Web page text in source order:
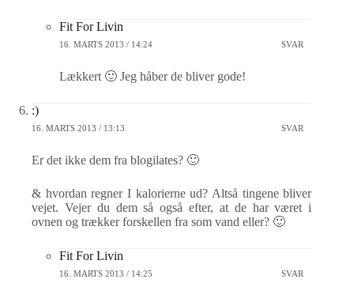
Fit For Livin
16. MARTS 2013 / 14:24 SVAR
Lækkert 🙂 Jeg håber de bliver gode!
:)
16. MARTS 2013 / 13:13 SVAR
Er det ikke dem fra blogilates? 🙂
& hvordan regner I kalorierne ud? Altså tingene bliver
vejet. Vejer du dem så også efter, at de har været i
ovnen og trækker forskellen fra som vand eller? 🙂
Fit For Livin
16. MARTS 2013 / 14:25 SVAR